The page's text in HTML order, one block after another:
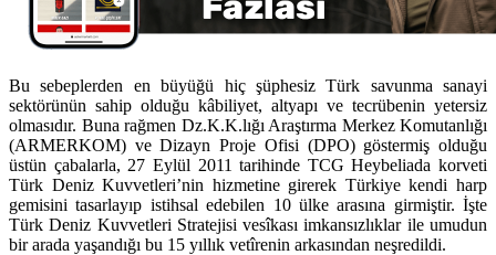
Bu sebeplerden en büyüğü hiç şüphesiz Türk savunma sanayi
sektörünün sahip olduğu kâbiliyet, altyapı ve tecrübenin yetersiz
olmasıdır. Buna rağmen Dz.K.K.lığı Araştırma Merkez Komutanlığı
(ARMERKOM) ve Dizayn Proje Ofisi (DPO) göstermiş olduğu
üstün çabalarla, 27 Eylül 2011 tarihinde TCG Heybeliada korveti
Türk Deniz Kuvvetleri’nin hizmetine girerek Türkiye kendi harp
gemisini tasarlayıp istihsal edebilen 10 ülke arasına girmiştir. İşte
Türk Deniz Kuvvetleri Stratejisi vesîkası imkansızlıklar ile umudun
bir arada yaşandığı bu 15 yıllık vetîrenin arkasından neşredildi.